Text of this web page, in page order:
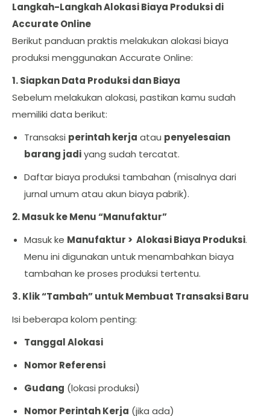
Langkah-Langkah Alokasi Biaya Produksi di
Accurate Online
Berikut panduan praktis melakukan alokasi biaya
produksi menggunakan Accurate Online:
1. Siapkan Data Produksi dan Biaya
Sebelum melakukan alokasi, pastikan kamu sudah
memiliki data berikut:
Transaksi perintah kerja atau penyelesaian
barang jadiyang sudah tercatat.
Daftar biaya produksi tambahan (misalnya dari
jurnal umum atau akun biaya pabrik).
2. Masuk ke Menu “Manufaktur”
Masuk ke Manufaktur > Alokasi Biaya Produksi.
Menu ini digunakan untuk menambahkan biaya
tambahan ke proses produksi tertentu.
3. Klik “Tambah” untuk Membuat Transaksi Baru
Isi beberapa kolom penting:
Tanggal Alokasi
Nomor Referensi
Gudang (lokasi produksi)
Nomor Perintah Kerja (jika ada)